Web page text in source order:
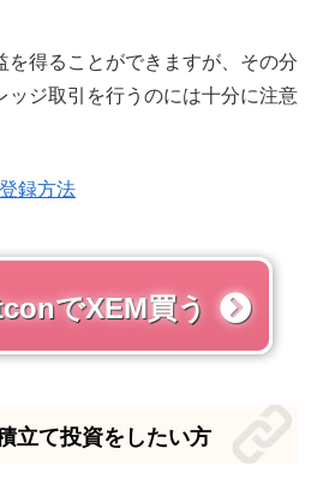
を得ることができますが、その分
ッジ取引を行うのには十分に注意
録方法
でXEM買う
立て投資をしたい方